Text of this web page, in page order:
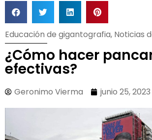
Educación de gigantografia, Noticias
¿Cómo hacer
efectivas?
Geronimo Vierma junio 25, 2023